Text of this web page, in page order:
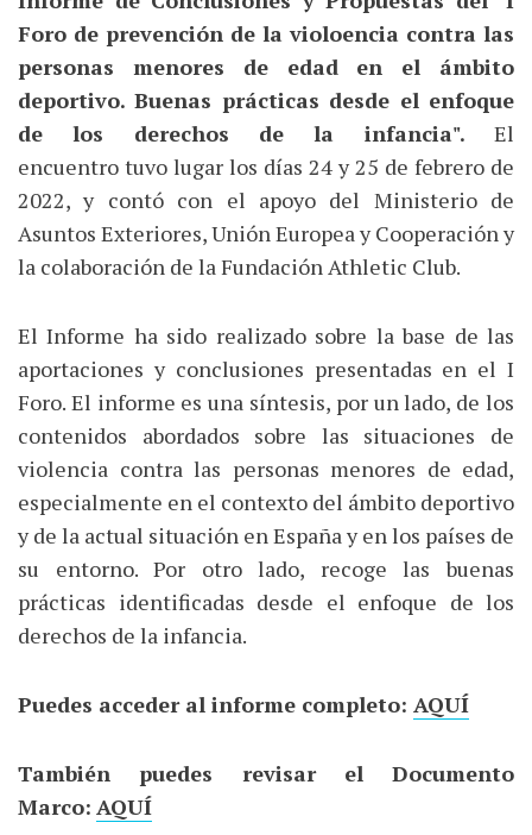
Foro de prevención de la violoencia contra las
personas menores de edad en el ámbito
deportivo. Buenas prácticas desde el enfoque
de los derechos de la infancia". El
encuentro tuvo lugar los días 24 y 25 de febrero de
2022, y contó con el apoyo del Ministerio de
Asuntos Exteriores, Unión Europea y Cooperación y
la colaboración de la Fundación Athletic Club.
El Informe ha sido realizado sobre la base de las
aportaciones y conclusiones presentadas en el I
Foro. El informe es una síntesis, por un lado, de los
contenidos abordados sobre las situaciones de
violencia contra las personas menores de edad,
especialmente en el contexto del ámbito deportivo
y de la actual situación en España y en los países de
su entorno. Por otro lado, recoge las buenas
prácticas identificadas desde el enfoque de los
derechos de la infancia.
Puedes acceder al informe completo: AQUÍ
También puedes revisar el Documento
Marco: AQUÍ